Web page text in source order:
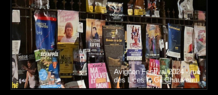
Avignon Festival 2024 - rue
des Lices © Gil Chauveau.